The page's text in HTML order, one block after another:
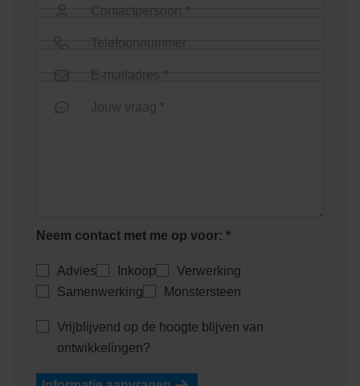
Lithofin Bescherming >W< 1
Lithofin GLASTILAN 1 liter
Contactpersoon *
Telefoonnummer
E-mailadres *
Jouw vraag *
Neem contact met me op voor: *
Advies Inkoop
Verwerking
Samenwerking
Monstersteen
Vrijblijvend op de hoogte blijven van
ontwikkelingen?